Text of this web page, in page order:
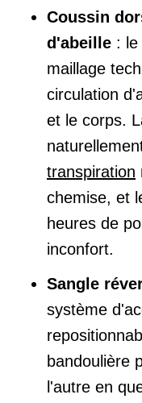
Coussin
d'abeille : le
maillage
circulation
et le corps.
transpiration
chemise, et
heures de
inconfort.
Sangle
système
bandoulière
l'autre en